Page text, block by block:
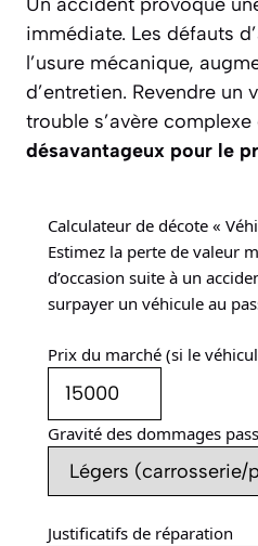
immédiate. Les défauts
l’usure mécanique,
d’entretien. Revendre un
trouble s’avère complexe
désavantageux pour le
Calculateur de décote «
Estimez la perte de valeur
d’occasion suite à un
surpayer un véhicule au
Prix du marché (si le
Gravité des dommages
Justificatifs de réparation